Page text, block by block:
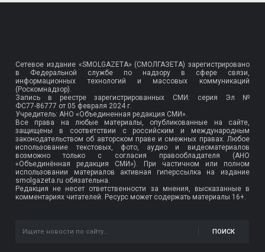
Сетевое издание «SMOLGAZETA» (СМОЛГАЗЕТА) зарегистрировано
в Федеральной службе по надзору в сфере связи,
информационных технологий и массовых коммуникаций
(Роскомнадзор).
Запись в реестре зарегистрированных СМИ: серия Эл №
ФС77-86777 от 05 февраля 2024 г.
Учредитель: АНО «Объединенная редакция СМИ».
Все права на любые материалы, опубликованные на сайте,
защищены в соответствии с российским и международным
законодательством об авторском праве и смежных правах. Любое
использование текстовых, фото, аудио и видеоматериалов
возможно только с согласия правообладателя (АНО
«Объединённая редакция СМИ»). При частичном или полном
использовании материалов активная гиперссылка на издание
smolgazeta.ru обязательна.
Редакция не несет ответственности за мнения, высказанные в
комментариях читателей. Ресурс может содержать материалы 16+.
ПОИСК